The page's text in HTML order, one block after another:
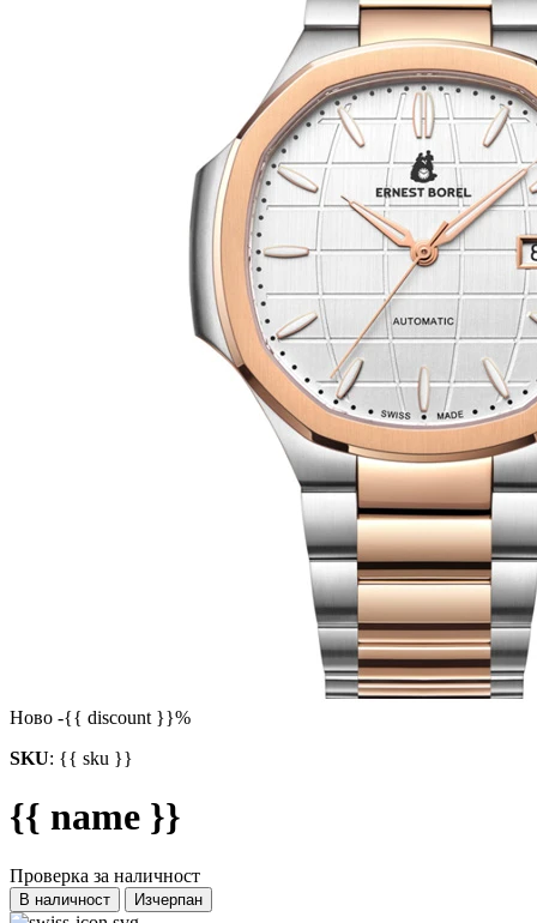
Ново -{{ discount }}%
SKU: {{ sku }}
{{ name }}
Проверка за наличност
В наличност Изчерпан